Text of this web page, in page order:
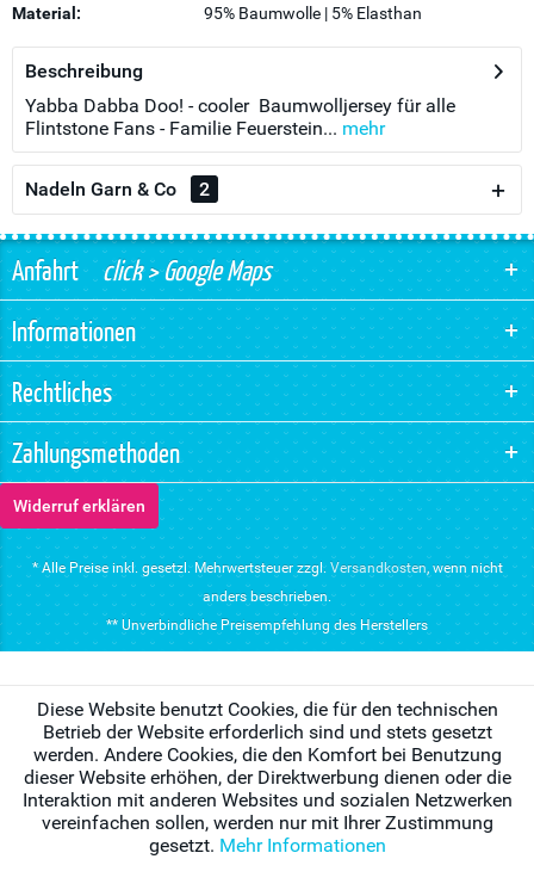
Material:
95% Baumwolle | 5% Elasthan
Beschreibung
Yabba Dabba Doo! - cooler Baumwolljersey für alle
Flintstone Fans - Familie Feuerstein... mehr
Nadeln Garn & Co 2
Anfahrtclick > Google Maps
Informationen
Rechtliches
Zahlungsmethoden
Widerruf erklären
* Alle Preise inkl. gesetzl. Mehrwertsteuer zzgl. Versandkosten, wenn nicht
anders beschrieben.
** Unverbindliche Preisempfehlung des Herstellers
Diese Website benutzt Cookies, die für den technischen
Betrieb der Website erforderlich sind und stets gesetzt
werden. Andere Cookies, die den Komfort bei Benutzung
dieser Website erhöhen, der Direktwerbung dienen oder die
Interaktion mit anderen Websites und sozialen Netzwerken
vereinfachen sollen, werden nur mit Ihrer Zustimmung
gesetzt. Mehr Informationen